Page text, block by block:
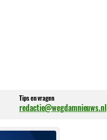
Tips en vragen
redactie@wegdamnieuws.nl